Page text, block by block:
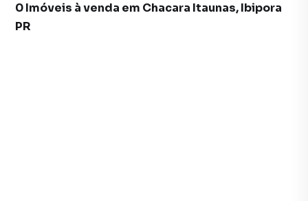
0 Imóveis à venda em Chacara Itaunas, Ibipora
PR